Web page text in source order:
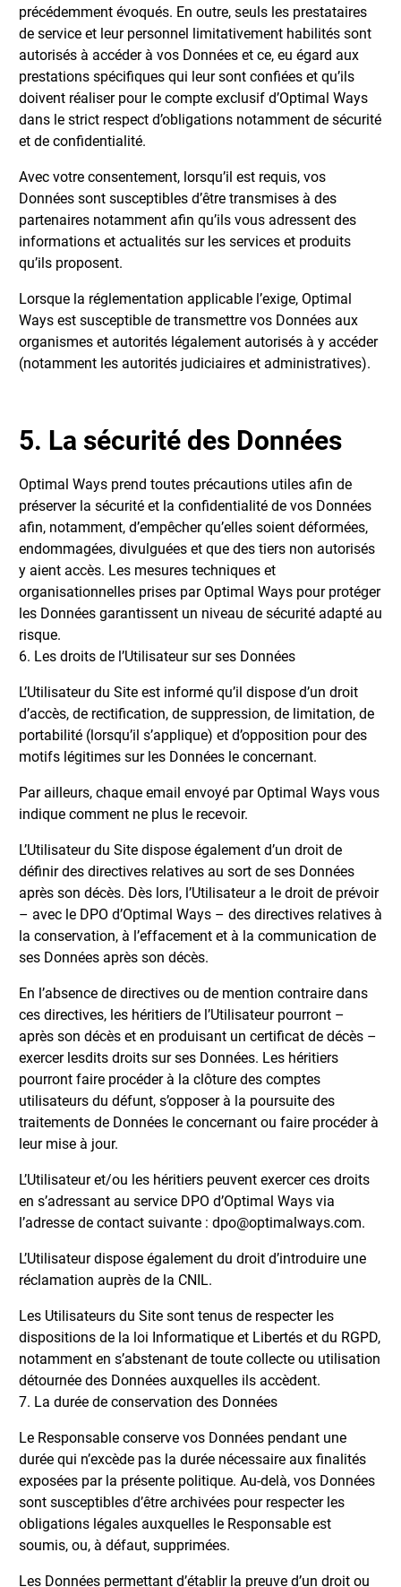
précédemment évoqués. En outre, seuls les prestataires
de service et leur personnel limitativement habilités sont
autorisés à accéder à vos Données et ce, eu égard aux
prestations spécifiques qui leur sont confiées et qu’ils
doivent réaliser pour le compte exclusif d’Optimal Ways
dans le strict respect d’obligations notamment de sécurité
et de confidentialité.
Avec votre consentement, lorsqu’il est requis, vos
Données sont susceptibles d’être transmises à des
partenaires notamment afin qu’ils vous adressent des
informations et actualités sur les services et produits
qu’ils proposent.
Lorsque la réglementation applicable l’exige, Optimal
Ways est susceptible de transmettre vos Données aux
organismes et autorités légalement autorisés à y accéder
(notamment les autorités judiciaires et administratives).
5. La sécurité des Données
Optimal Ways prend toutes précautions utiles afin de
préserver la sécurité et la confidentialité de vos Données
afin, notamment, d’empêcher qu’elles soient déformées,
endommagées, divulguées et que des tiers non autorisés
y aient accès. Les mesures techniques et
organisationnelles prises par Optimal Ways pour protéger
les Données garantissent un niveau de sécurité adapté au
risque.
6. Les droits de l’Utilisateur sur ses Données
L’Utilisateur du Site est informé qu’il dispose d’un droit
d’accès, de rectification, de suppression, de limitation, de
portabilité (lorsqu’il s’applique) et d’opposition pour des
motifs légitimes sur les Données le concernant.
Par ailleurs, chaque email envoyé par Optimal Ways vous
indique comment ne plus le recevoir.
L’Utilisateur du Site dispose également d’un droit de
définir des directives relatives au sort de ses Données
après son décès. Dès lors, l’Utilisateur a le droit de prévoir
– avec le DPO d’Optimal Ways – des directives relatives à
la conservation, à l’effacement et à la communication de
ses Données après son décès.
En l’absence de directives ou de mention contraire dans
ces directives, les héritiers de l’Utilisateur pourront –
après son décès et en produisant un certificat de décès –
exercer lesdits droits sur ses Données. Les héritiers
pourront faire procéder à la clôture des comptes
utilisateurs du défunt, s’opposer à la poursuite des
traitements de Données le concernant ou faire procéder à
leur mise à jour.
L’Utilisateur et/ou les héritiers peuvent exercer ces droits
en s’adressant au service DPO d’Optimal Ways via
l’adresse de contact suivante : dpo@optimalways.com.
L’Utilisateur dispose également du droit d’introduire une
réclamation auprès de la CNIL.
Les Utilisateurs du Site sont tenus de respecter les
dispositions de la loi Informatique et Libertés et du RGPD,
notamment en s’abstenant de toute collecte ou utilisation
détournée des Données auxquelles ils accèdent.
7. La durée de conservation des Données
Le Responsable conserve vos Données pendant une
durée qui n’excède pas la durée nécessaire aux finalités
exposées par la présente politique. Au-delà, vos Données
sont susceptibles d’être archivées pour respecter les
obligations légales auxquelles le Responsable est
soumis, ou, à défaut, supprimées.
Les Données permettant d’établir la preuve d’un droit ou